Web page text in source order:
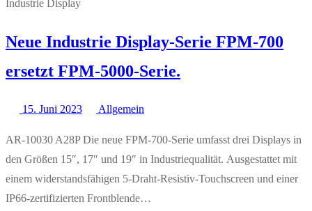
Neue Industrie Display-Serie FPM-700
ersetzt FPM-5000-Serie.
15. Juni 2023 Allgemein
AR-10030 A28P Die neue FPM-700-Serie umfasst drei Displays in
den Größen 15″, 17″ und 19″ in Industriequalität. Ausgestattet mit
einem widerstandsfähigen 5-Draht-Resistiv-Touchscreen und einer
IP66-zertifizierten Frontblende…